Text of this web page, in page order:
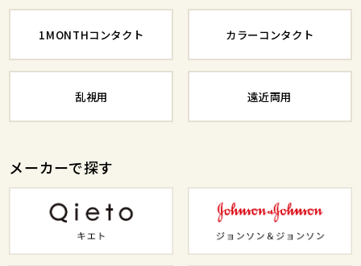
1MONTHコンタクト カラーコンタクト
乱視用 遠近両用
メーカーで探す